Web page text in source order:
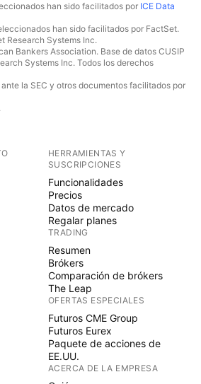
han sido facilitados por ICE Data
han sido facilitados por FactSet.
Systems Inc.
Bankers Association. Base de datos CUSIP
Systems Inc. Todos los derechos
la SEC y otros documentos facilitados por
HERRAMIENTAS Y
SUSCRIPCIONES
Funcionalidades
Precios
Datos de mercado
Regalar planes
TRADING
Resumen
Brókers
Comparación de brókers
The Leap
OFERTAS ESPECIALES
Futuros CME Group
Futuros Eurex
Paquete de acciones de
EE.UU.
ACERCA DE LA EMPRESA